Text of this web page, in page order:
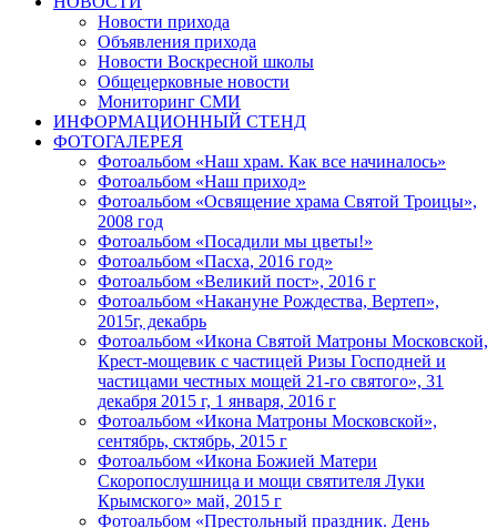
Новости прихода
Объявления прихода
Новости Воскресной школы
Общецерковные новости
Мониторинг СМИ
ИНФОРМАЦИОННЫЙ СТЕНД
ФОТОГАЛЕРЕЯ
Фотоальбом «Наш храм. Как все начиналось»
Фотоальбом «Наш приход»
Фотоальбом «Освящение храма Святой Троицы»,
2008 год
Фотоальбом «Посадили мы цветы!»
Фотоальбом «Пасха, 2016 год»
Фотоальбом «Великий пост», 2016 г
Фотоальбом «Накануне Рождества, Вертеп»,
2015г, декабрь
Фотоальбом «Икона Святой Матроны Московской,
Крест-мощевик с частицей Ризы Господней и
частицами честных мощей 21-го святого», 31
декабря 2015 г, 1 января, 2016 г
Фотоальбом «Икона Матроны Московской»,
сентябрь, сктябрь, 2015 г
Фотоальбом «Икона Божией Матери
Скоропослушница и мощи святителя Луки
Крымского» май, 2015 г
Фотоальбом «Престольный праздник. День